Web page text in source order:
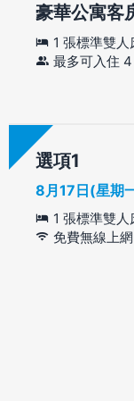
豪華公寓客
1 張標準雙
最多可入住
選項
8月17日(星期
1 張標準雙
免費無線上網